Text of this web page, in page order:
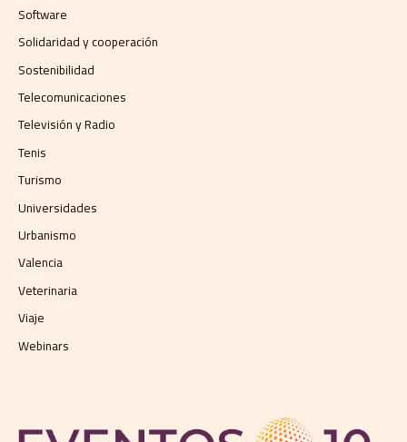
Software
Solidaridad y cooperación
Sostenibilidad
Telecomunicaciones
Televisión y Radio
Tenis
Turismo
Universidades
Urbanismo
Valencia
Veterinaria
Viaje
Webinars